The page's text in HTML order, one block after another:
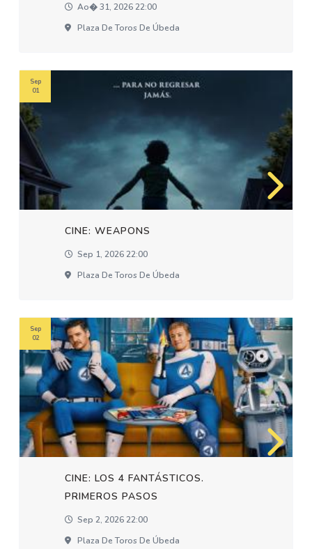
Ao� 31, 2026 22:00
Plaza De Toros De Úbeda
CINE: WEAPONS
Sep 1, 2026 22:00
Plaza De Toros De Úbeda
Sep
01
CINE: LOS 4 FANTÁSTICOS.
PRIMEROS PASOS
Sep 2, 2026 22:00
Plaza De Toros De Úbeda
Sep
02